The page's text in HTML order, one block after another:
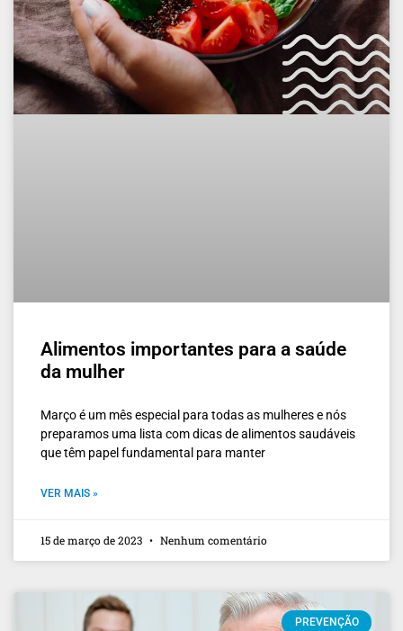
Alimentos importantes para a saúde
da mulher
Março é um mês especial para todas as mulheres e nós
preparamos uma lista com dicas de alimentos saudáveis
que têm papel fundamental para manter
VER MAIS »
15 de março de 2023 Nenhum comentário
PREVENÇÃO